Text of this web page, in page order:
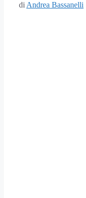
di Andrea Bassanelli